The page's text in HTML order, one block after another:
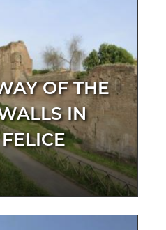
OF THE
IN